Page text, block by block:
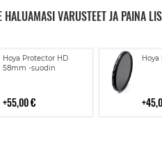
VARUSTEET JA PAINA
Hoya Protector HD
58mm -suodin
55,00 €
Lisää
ostoskoriin